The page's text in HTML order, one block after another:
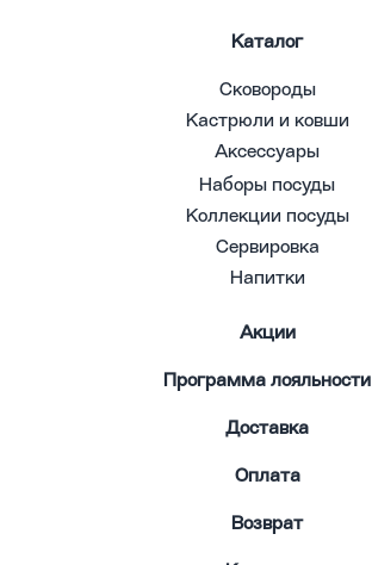
Каталог
Сковороды
Кастрюли и ковши
Аксессуары
Наборы посуды
Коллекции посуды
Сервировка
Напитки
Акции
Программа лояльности
Доставка
Оплата
Возврат